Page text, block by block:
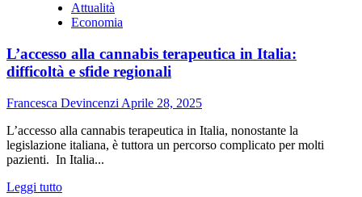
Lavoro
dipendente
Partita
IVA:
quali
sono
vantaggi
e
svantaggi
Attualità
Economia
L’accesso alla cannabis terapeutica in Italia:
difficoltà e sfide regionali
Francesca Devincenzi Aprile 28, 2025
L’accesso alla cannabis terapeutica in Italia, nonostante la
legislazione italiana, è tuttora un percorso complicato per molti
pazienti. In Italia...
Leggi tuttoLeggi